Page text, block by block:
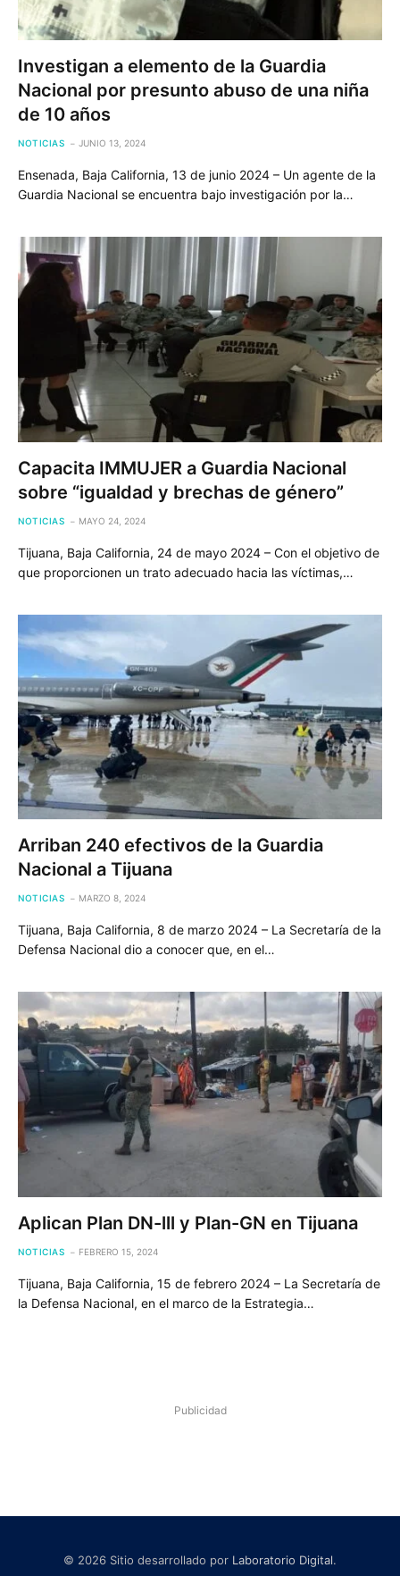
Investigan a elemento de la Guardia
Nacional por presunto abuso de una niña
de 10 años
NOTICIAS JUNIO 13, 2024
Ensenada, Baja California, 13 de junio 2024 – Un agente de la
Guardia Nacional se encuentra bajo investigación por la…
Capacita IMMUJER a Guardia Nacional
sobre “igualdad y brechas de género”
NOTICIAS MAYO 24, 2024
Tijuana, Baja California, 24 de mayo 2024 – Con el objetivo de
que proporcionen un trato adecuado hacia las víctimas,…
Arriban 240 efectivos de la Guardia
Nacional a Tijuana
NOTICIAS MARZO 8, 2024
Tijuana, Baja California, 8 de marzo 2024 – La Secretaría de la
Defensa Nacional dio a conocer que, en el…
Aplican Plan DN-lll y Plan-GN en Tijuana
NOTICIAS FEBRERO 15, 2024
Tijuana, Baja California, 15 de febrero 2024 – La Secretaría de
la Defensa Nacional, en el marco de la Estrategia…
Publicidad
© 2026 Sitio desarrollado por Laboratorio Digital.